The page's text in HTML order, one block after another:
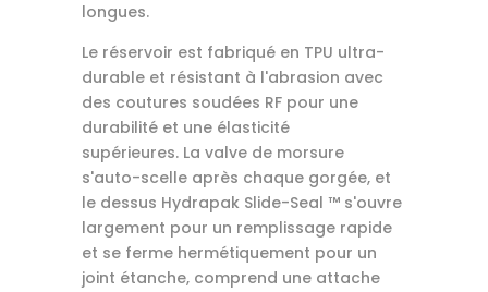
longues.
Le réservoir est fabriqué en TPU ultra-
durable et résistant à l'abrasion avec
des coutures soudées RF pour une
durabilité et une élasticité
supérieures. La valve de morsure
s'auto-scelle après chaque gorgée, et
le dessus Hydrapak Slide-Seal ™ s'ouvre
largement pour un remplissage rapide
et se ferme hermétiquement pour un
joint étanche, comprend une attache